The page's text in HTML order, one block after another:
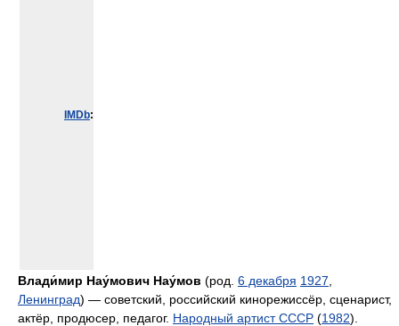
IMDb:
Влади́мир Нау́мович Нау́мов (род. 6 декабря 1927
Ленинград) — советский, российский кинорежиссёр, сценарист,
актёр, продюсер, педагог. Народный артист СССР (1982).